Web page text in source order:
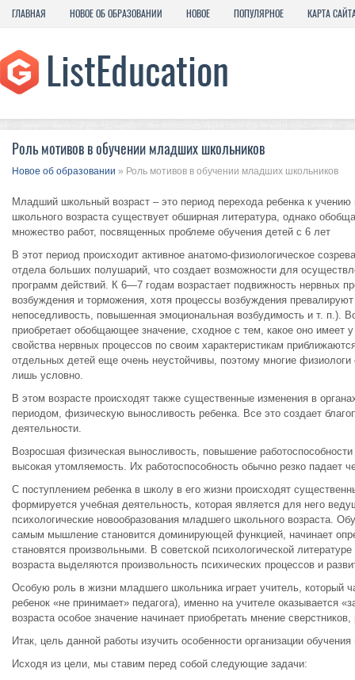
ГЛАВНАЯ НОВОЕ ОБ ОБРАЗОВАНИИ НОВОЕ ПОПУЛЯРНОЕ КАРТА
Роль мотивов в обучении младших школьников
Новое об образовании » Роль мотивов в обучении младших школьников
Младший школьный возраст – это период перехода ребенка к
школьного возраста существует обширная литература, однако
множество работ, посвященных проблеме обучения детей с 6 лет
В этот период происходит активное анатомо-физиологическое
отдела больших полушарий, что создает возможности для
программ действий. К 6—7 годам возрастает подвижность нервных
возбуждения и торможения, хотя процессы возбуждения
непоседливость, повышенная эмоциональная возбудимость и т. п.).
приобретает обобщающее значение, сходное с тем, какое оно
свойства нервных процессов по своим характеристикам
отдельных детей еще очень неустойчивы, поэтому многие
лишь условно.
В этом возрасте происходят также существенные изменения в
периодом, физическую выносливость ребенка. Все это создает
деятельности.
Возросшая физическая выносливость, повышение
высокая утомляемость. Их работоспособность обычно резко падает
С поступлением ребенка в школу в его жизни происходят
формируется учебная деятельность, которая является для него
психологические новообразования младшего школьного возраста.
самым мышление становится доминирующей функцией, начинает
становятся произвольными. В советской психологической
возраста выделяются произвольность психических процессов и
Особую роль в жизни младшего школьника играет учитель, который
ребенок «не принимает» педагога), именно на учителе оказывается
возраста особое значение начинает приобретать мнение
Итак, цель данной работы изучить особенности организации
Исходя из цели, мы ставим перед собой следующие задачи: